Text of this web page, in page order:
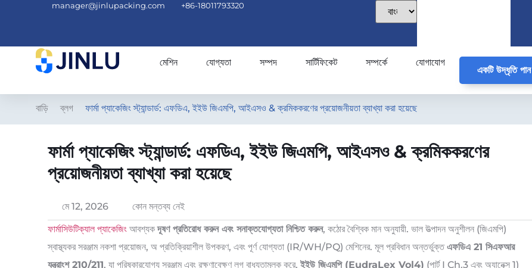
manager@jinlupacking.com +86-18011793320
মেশিন যোগ্যতা সম্পদ সার্টিফিকেট সম্পর্কে যোগাযোগ
একটি উদ্ধৃতি পান
বাড়ি ব্লগ ফার্মা প্যাকেজিং স্ট্যান্ডার্ড: এফডিএ, ইইউ জিএমপি, আইএসও & ক্রমিককরণের প্রয়োজনীয়তা ব্যাখ্যা করা হয়েছে
ফার্মা প্যাকেজিং স্ট্যান্ডার্ড: এফডিএ, ইইউ জিএমপি, আইএসও & ক্রমিককরণের
প্রয়োজনীয়তা ব্যাখ্যা করা হয়েছে
মে 12, 2026
কোন মন্তব্য নেই
ফার্মাসিউটিক্যাল প্যাকেজিং আবশ্যকদূষণ প্রতিরোধ করুন এবং সনাক্তযোগ্যতা নিশ্চিত করুন, কঠোর বৈশ্বিক মান অনুযায়ী. ভাল উত্পাদন অনুশীলন (জিএমপি)
স্বাস্থ্যকর সরঞ্জাম নকশা প্রয়োজন, অ প্রতিক্রিয়াশীল উপকরণ, এবং পূর্ণ যোগ্যতা (IR/WH/PQ) মেশিনের. মূল প্রবিধান অন্তর্ভুক্তএফডিএ 21 সিএফআর
যন্ত্রাংশ 210/211, যা পরিষ্কারযোগ্য সরঞ্জাম এবং রক্ষণাবেক্ষণ লগ বাধ্যতামূলক করে, ইইউ জিএমপি (EudraLex Vol4) (পার্ট I Ch.3 এবং অ্যানেক্স 1)